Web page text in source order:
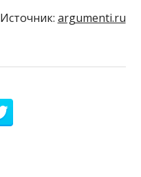
Источник: argumenti.ru